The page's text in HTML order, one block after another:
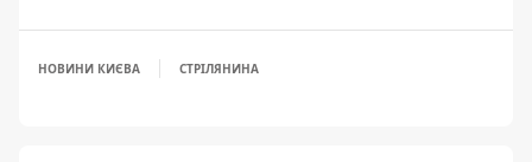
НОВИНИ КИЄВА СТРІЛЯНИНА